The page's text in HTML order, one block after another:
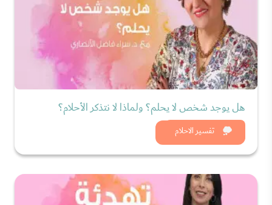
تفسير الاحلام
هل يوجد شخص لا يحلم؟ ولماذا لا نتذكر الأحلام؟
شاهد الان